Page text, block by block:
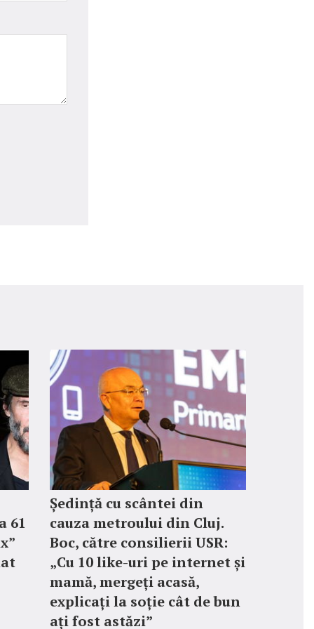
61
Ședință cu scântei din
cauza metroului din Cluj.
Boc, către consilierii USR:
„Cu 10 like-uri pe internet și
mamă, mergeți acasă,
explicați la soție cât de bun
ați fost astăzi”